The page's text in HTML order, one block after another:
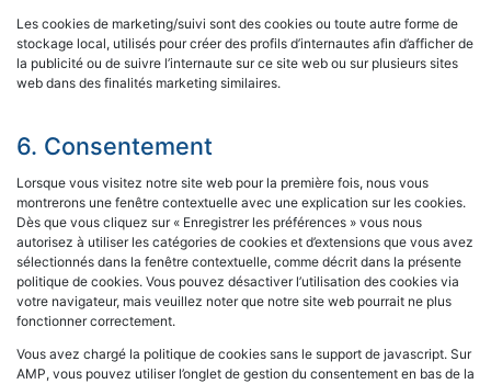
Les cookies de marketing/suivi sont des cookies ou toute autre forme de
stockage local, utilisés pour créer des profils d’internautes afin d’afficher de
la publicité ou de suivre l’internaute sur ce site web ou sur plusieurs sites
web dans des finalités marketing similaires.
6. Consentement
Lorsque vous visitez notre site web pour la première fois, nous vous
montrerons une fenêtre contextuelle avec une explication sur les cookies.
Dès que vous cliquez sur « Enregistrer les préférences » vous nous
autorisez à utiliser les catégories de cookies et d’extensions que vous avez
sélectionnés dans la fenêtre contextuelle, comme décrit dans la présente
politique de cookies. Vous pouvez désactiver l’utilisation des cookies via
votre navigateur, mais veuillez noter que notre site web pourrait ne plus
fonctionner correctement.
Vous avez chargé la politique de cookies sans le support de javascript. Sur
AMP, vous pouvez utiliser l’onglet de gestion du consentement en bas de la